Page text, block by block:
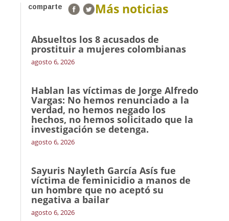
comparte Más noticias
Absueltos los 8 acusados de
prostituir a mujeres colombianas
agosto 6, 2026
Hablan las víctimas de Jorge Alfredo
Vargas: No hemos renunciado a la
verdad, no hemos negado los
hechos, no hemos solicitado que la
investigación se detenga.
agosto 6, 2026
Sayuris Nayleth García Asís fue
víctima de feminicidio a manos de
un hombre que no aceptó su
negativa a bailar
agosto 6, 2026